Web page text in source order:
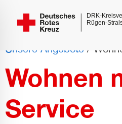
Unsere Angebote /
Wohnen
Service